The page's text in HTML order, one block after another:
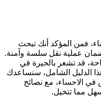
فمن المؤكد أنك تبحث
عملية نقل سلسة وآمنة.
قد تشعر بالحيرة في
الدليل الشامل، سنساعدك
الاحساء، مع نصائح
مما تتخيل.